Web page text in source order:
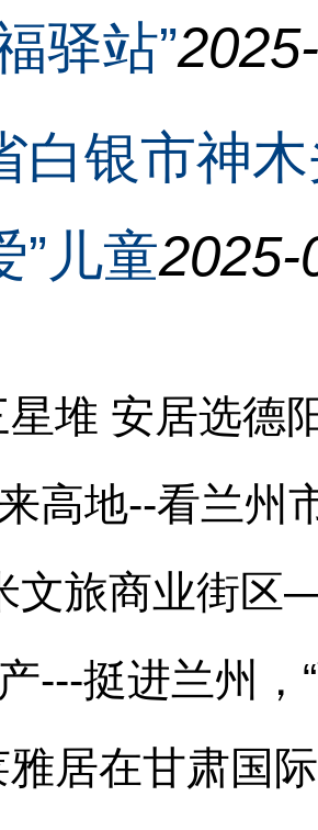
驿站”
白银市神
”儿童2025-
星堆 安居选
高地--看兰州
文旅商业街区
---挺进兰州，
雅居在甘肃国